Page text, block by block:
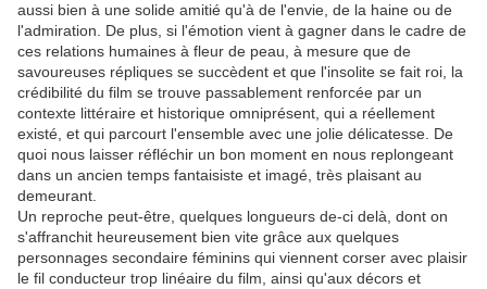
aussi bien à une solide amitié qu'à de l'envie, de la haine ou de
l'admiration. De plus, si l'émotion vient à gagner dans le cadre de
ces relations humaines à fleur de peau, à mesure que de
savoureuses répliques se succèdent et que l'insolite se fait roi, la
crédibilité du film se trouve passablement renforcée par un
contexte littéraire et historique omniprésent, qui a réellement
existé, et qui parcourt l'ensemble avec une jolie délicatesse. De
quoi nous laisser réfléchir un bon moment en nous replongeant
dans un ancien temps fantaisiste et imagé, très plaisant au
demeurant.
Un reproche peut-être, quelques longueurs de-ci delà, dont on
s'affranchit heureusement bien vite grâce aux quelques
personnages secondaire féminins qui viennent corser avec plaisir
le fil conducteur trop linéaire du film, ainsi qu'aux décors et